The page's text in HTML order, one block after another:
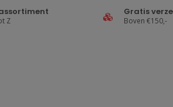
Z
Gratis
Boven €150,-